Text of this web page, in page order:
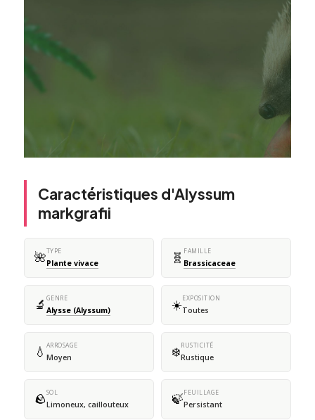
Caractéristiques d'Alyssum
markgrafii
🌺TYPE
Plante vivace 🧬 FAMILLE
Brassicaceae
🔬 GENRE
Alysse (Alyssum) ☀️EXPOSITION
Toutes
💧 ARROSAGE
Moyen ❄️RUSTICITÉ
Rustique
🪨SOL
Limoneux, caillouteux 🍃FEUILLAGE
Persistant